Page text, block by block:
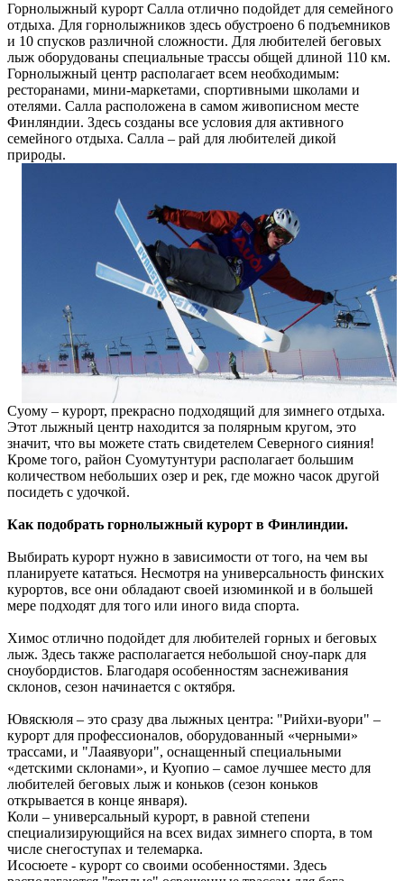
Горнолыжный курорт Салла отлично подойдет для семейного
отдыха. Для горнолыжников здесь обустроено 6 подъемников
и 10 спусков различной сложности. Для любителей беговых
лыж оборудованы специальные трассы общей длиной 110 км.
Горнолыжный центр располагает всем необходимым:
ресторанами, мини-маркетами, спортивными школами и
отелями. Салла расположена в самом живописном месте
Финляндии. Здесь созданы все условия для активного
семейного отдыха. Салла – рай для любителей дикой
природы.
Суому – курорт, прекрасно подходящий для зимнего отдыха.
Этот лыжный центр находится за полярным кругом, это
значит, что вы можете стать свидетелем Северного сияния!
Кроме того, район Суомутунтури располагает большим
количеством небольших озер и рек, где можно часок другой
посидеть с удочкой.
Как подобрать горнолыжный курорт в Финлиндии.
Выбирать курорт нужно в зависимости от того, на чем вы
планируете кататься. Несмотря на универсальность финских
курортов, все они обладают своей изюминкой и в большей
мере подходят для того или иного вида спорта.
Химос отлично подойдет для любителей горных и беговых
лыж. Здесь также располагается небольшой сноу-парк для
сноубордистов. Благодаря особенностям заснеживания
склонов, сезон начинается с октября.
Ювяскюля – это сразу два лыжных центра: "Рийхи-вуори" –
курорт для профессионалов, оборудованный «черными»
трассами, и "Лааявуори", оснащенный специальными
«детскими склонами», и Куопио – самое лучшее место для
любителей беговых лыж и коньков (сезон коньков
открывается в конце января).
Коли – универсальный курорт, в равной степени
специализирующийся на всех видах зимнего спорта, в том
числе снегоступах и телемарка.
Исосюете - курорт со своими особенностями. Здесь